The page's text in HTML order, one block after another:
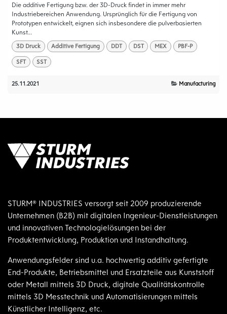
Die additive Fertigung bzw. der 3D-Druck findet in immer mehr
Industriebereichen Anwendung. Ursprünglich für die Fertigung von
Prototypen entwickelt, eignen sich insbesondere die pulverbasierten
Kunst...
3D Druck Additive Fertigung DDT DST MEX PBF-P
SFT SST
25.11.2021 Manufacturing
STURM® INDUSTRIES versorgt seit 2009 produzierende
Unternehmen (B2B) mit digitalen Ingenieur-Dienstleistungen
und innovativen Technologielösungen bei der
Produktentwicklung, Produktion und Instandhaltung.
Anwendungsfelder sind u.a. hochwertig additiv gefertigte
End-Produkte, Betriebsmittel und Ersatzteile aus Kunststoff
oder Metall mittels 3D Druck, digitale Qualitätskontrolle
mittels 3D Messtechnik und Automatisierungen mittels
Künstlicher Intelligenz, etc.